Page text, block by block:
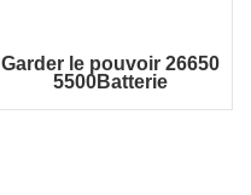
Garder le pouvoir 26650
5500Batterie
protégée mAh P2655C